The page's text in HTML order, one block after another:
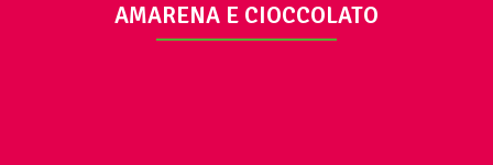
AMARENA E CIOCCOLATO